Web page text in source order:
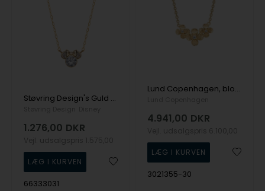
Støvring Design's Guld halskæde
1.276,00 DKR
66333031
Lund Copenhagen, blomst og zirkonia collier i 8 kt guld
4.941,00 DKR
3021355-30